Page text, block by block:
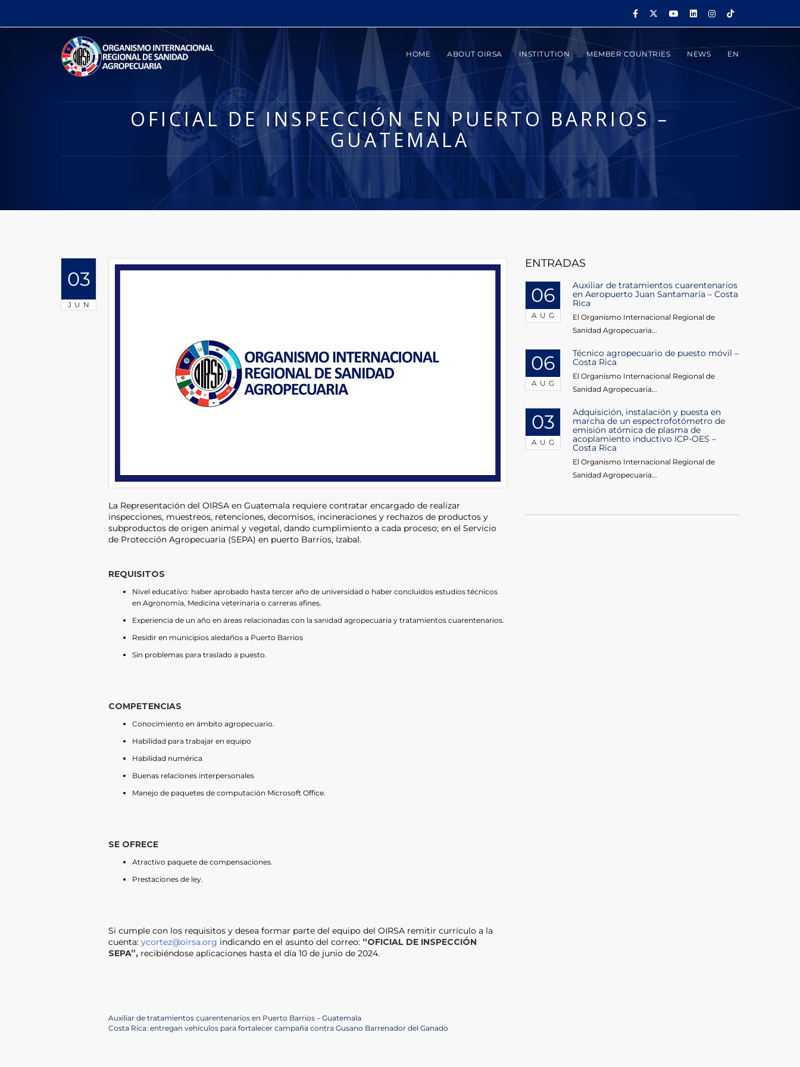
HOME ABOUT OIRSA INSTITUTION MEMBER COUNTRIES NEWS EN
OFICIAL DE INSPECCIÓN EN PUERTO BARRIOS –
GUATEMALA
03
JUN
La Representación del OIRSA en Guatemala requiere contratar encargado de realizar
inspecciones, muestreos, retenciones, decomisos, incineraciones y rechazos de productos y
subproductos de origen animal y vegetal, dando cumplimiento a cada proceso; en el Servicio
de Protección Agropecuaria (SEPA) en puerto Barrios, Izabal.
REQUISITOS
Nivel educativo: haber aprobado hasta tercer año de universidad o haber concluidos estudios técnicos
en Agronomía, Medicina veterinaria o carreras afines.
Experiencia de un año en áreas relacionadas con la sanidad agropecuaria y tratamientos cuarentenarios.
Residir en municipios aledaños a Puerto Barrios
Sin problemas para traslado a puesto.
COMPETENCIAS
Conocimiento en ámbito agropecuario.
Habilidad para trabajar en equipo
Habilidad numérica
Buenas relaciones interpersonales
Manejo de paquetes de computación Microsoft Office.
SE OFRECE
Atractivo paquete de compensaciones.
Prestaciones de ley.
Si cumple con los requisitos y desea formar parte del equipo del OIRSA remitir currículo a la
cuenta: ycortez@oirsa.org indicando en el asunto del correo: “OFICIAL DE INSPECCIÓN
SEPA”, recibiéndose aplicaciones hasta el día 10 de junio de 2024.
Post
Previous
Post
Auxiliar de tratamientos cuarentenarios en Puerto Barrios – Guatemala
Next
Costa Rica: entregan vehículos para fortalecer campaña contra Gusano Barrenador del Ganado
ENTRADAS
06
AUG
Auxiliar de tratamientos cuarentenarios
en Aeropuerto Juan Santamaría – Costa
Rica
El Organismo Internacional Regional de
Sanidad Agropecuaria...
06
AUG
Técnico agropecuario de puesto móvil –
Costa Rica
El Organismo Internacional Regional de
Sanidad Agropecuaria...
03
AUG
Adquisición, instalación y puesta en
marcha de un espectrofotómetro de
emisión atómica de plasma de
acoplamiento inductivo ICP-OES –
Costa Rica
El Organismo Internacional Regional de
Sanidad Agropecuaria...